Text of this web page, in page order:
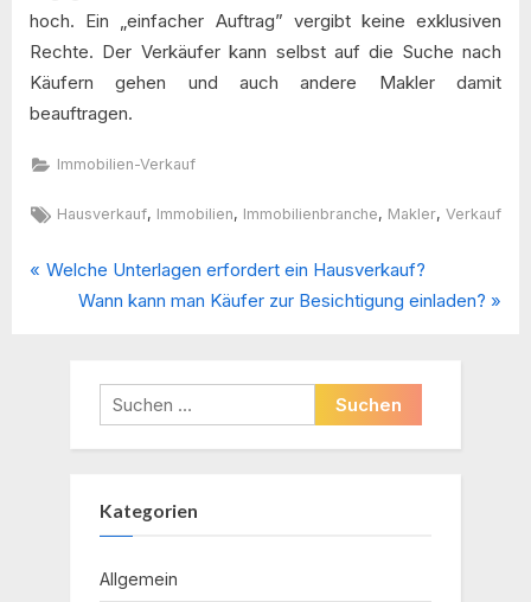
hoch. Ein „einfacher Auftrag” vergibt keine exklusiven
Rechte. Der Verkäufer kann selbst auf die Suche nach
Käufern gehen und auch andere Makler damit
beauftragen.
Immobilien-Verkauf
Tags:
Hausverkauf, Immobilien, Immobilienbranche, Makler, Verkauf
Beitragsnavigation
P
Welche Unterlagen erfordert ein Hausverkauf?
N
o
Wann kann man Käufer zur Besichtigung einladen?
Suchen
nach:
Kategorien
Allgemein